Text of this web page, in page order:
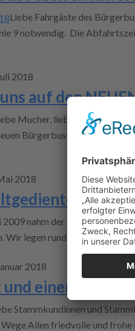
Liebe Fahrgäste des
9 notwendig. Die
2018
auf den
Mucher, liebe
Bürgerbusses gestaltet.
2018
Fahrer
2009 nahm der BürgerBus
Wir legen rund 70.000 km im
2018
und einen Guten
Stammkundinnen und
Allen friedvolle und frohe